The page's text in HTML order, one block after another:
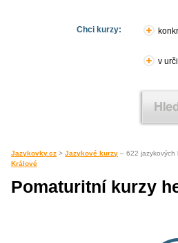
Chci kurzy:
v
Jazykovky.cz > Jazykové kurzy – 622 jazykových
Králové
Pomaturitní kurzy